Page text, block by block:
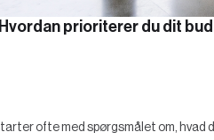
prioriterer du dit
ofte med spørgsmålet om,